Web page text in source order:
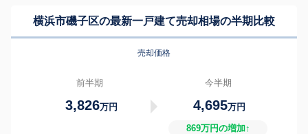
横浜市磯子区の最新一戸建て売却相場の半期比較
売却価格
前半期
3,826万円
今半期
4,695万円
869万円の増加↑